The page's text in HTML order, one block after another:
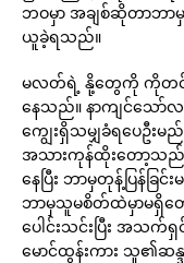
ဘဝမှာ အချစ်ဆိုတာဘာ
ယူခဲ့ရသည်။
မလတ်ရဲ့ နို့တွေကို ကိုတင်မ
နေသည်။ နာကျင်သေ
ကျွေးရှိသမျှခံရပေဦး
အသားကုန်ထိုးတော့သ
နေပြီး ဘာမှတုန့်ပြန်ခြ
ဘာမှသူမစိတ်ထဲမှာမရှိတ
ပေါင်းသင်းပြီး အသက်
မောင်ထွန်းကား သူ၏ဆန္ဒ